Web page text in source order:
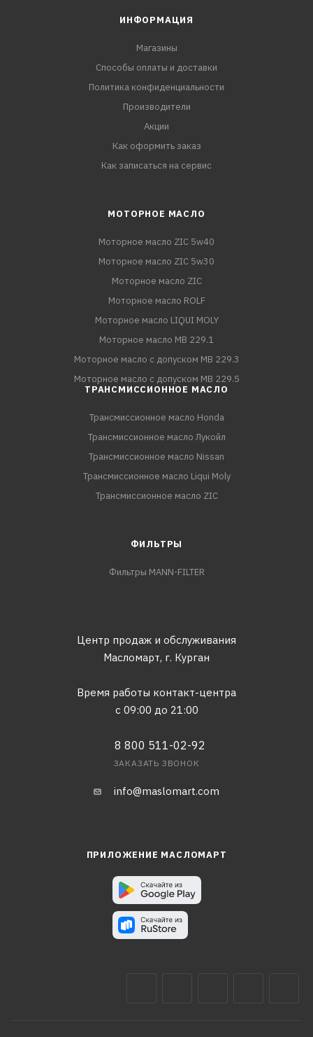
ИНФОРМАЦИЯ
Магазины
Способы оплаты и доставки
Политика конфиденциальности
Производители
Акции
Как оформить заказ
Как записаться на сервис
МОТОРНОЕ МАСЛО
Моторное масло ZIC 5w40
Моторное масло ZIC 5w30
Моторное масло ZIC
Моторное масло ROLF
Моторное масло LIQUI MOLY
Моторное масло MB 229.1
Моторное масло с допуском MB 229.3
Моторное масло с допуском MB 229.5
ТРАНСМИССИОННОЕ МАСЛО
Трансмиссионное масло Honda
Трансмиссионное масло Лукойл
Трансмиссионное масло Nissan
Трансмиссионное масло Liqui Moly
Трансмиссионное масло ZIC
ФИЛЬТРЫ
Фильтры MANN-FILTER
Центр продаж и обслуживания
Масломарт, г. Курган
Время работы контакт-центра
с 09:00 до 21:00
8 800 511-02-92
ЗАКАЗАТЬ ЗВОНОК
info@maslomart.com
ПРИЛОЖЕНИЕ МАСЛОМАРТ